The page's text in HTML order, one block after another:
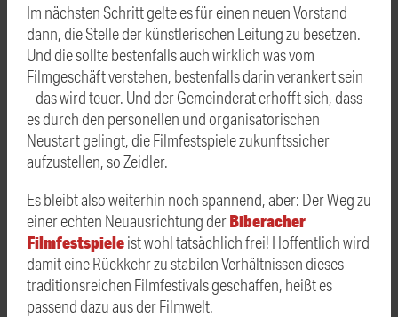
Im nächsten Schritt gelte es für einen neuen Vorstand
dann, die Stelle der künstlerischen Leitung zu besetzen.
Und die sollte bestenfalls auch wirklich was vom
Filmgeschäft verstehen, bestenfalls darin verankert sein
– das wird teuer. Und der Gemeinderat erhofft sich, dass
es durch den personellen und organisatorischen
Neustart gelingt, die Filmfestspiele zukunftssicher
aufzustellen, so Zeidler.
Es bleibt also weiterhin noch spannend, aber: Der Weg zu
einer echten Neuausrichtung derBiberacher
Filmfestspieleist wohl tatsächlich frei! Hoffentlich wird
damit eine Rückkehr zu stabilen Verhältnissen dieses
traditionsreichen Filmfestivals geschaffen, heißt es
passend dazu aus der Filmwelt.